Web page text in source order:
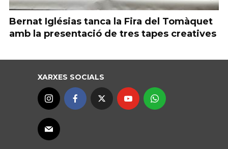
Bernat Iglésias tanca la Fira del Tomàquet
amb la presentació de tres tapes creatives
XARXES SOCIALS